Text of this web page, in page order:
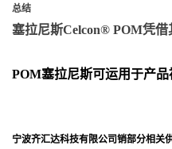
总结
塞拉尼斯Celcon® POM凭
POM塞拉尼斯可运用于产品
宁波齐汇达科技有限公司销部分相关